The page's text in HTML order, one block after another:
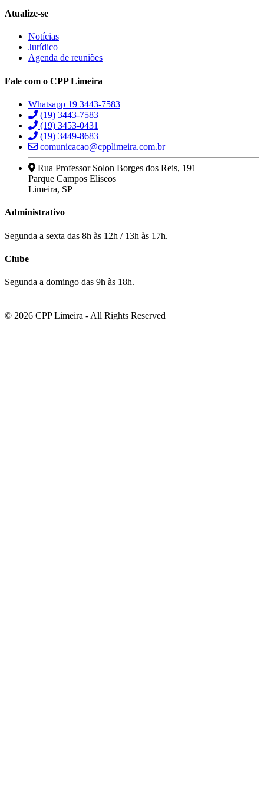
Atualize-se
Notícias
Jurídico
Agenda de reuniões
Fale com o CPP Limeira
Whatsapp 19 3443-7583
(19) 3443-7583
(19) 3453-0431
(19) 3449-8683
comunicacao@cpplimeira.com.br
Rua Professor Solon Borges dos Reis, 191
Parque Campos Eliseos
Limeira, SP
Administrativo
Segunda a sexta das 8h às 12h / 13h às 17h.
Clube
Segunda a domingo das 9h às 18h.
© 2026 CPP Limeira - All Rights Reserved